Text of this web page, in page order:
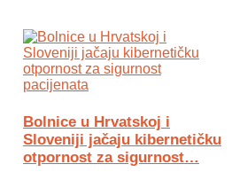
Bolnice u Hrvatskoj i
Sloveniji jačaju kibernetičku
otpornost za sigurnost…